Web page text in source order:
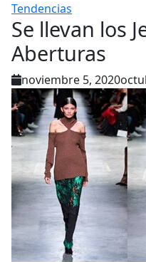
Tendencias
Se llevan los
Aberturas
noviembre 5, 2020